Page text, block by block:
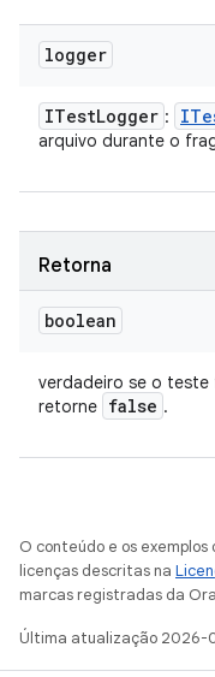
logger
ITestLogger :
arquivo durante o
Retorna
boolean
verdadeiro se o
retorne false .
O conteúdo e os
licenças descritas na
marcas registradas da
Última atualização 2026-